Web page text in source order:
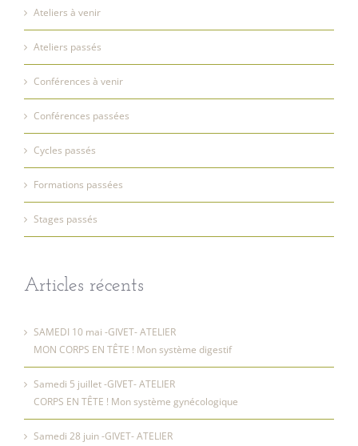
Ateliers à venir
Ateliers passés
Conférences à venir
Conférences passées
Cycles passés
Formations passées
Stages passés
Articles récents
SAMEDI 10 mai -GIVET- ATELIER
MON CORPS EN TÊTE ! Mon système digestif
Samedi 5 juillet -GIVET- ATELIER
CORPS EN TÊTE ! Mon système gynécologique
Samedi 28 juin -GIVET- ATELIER